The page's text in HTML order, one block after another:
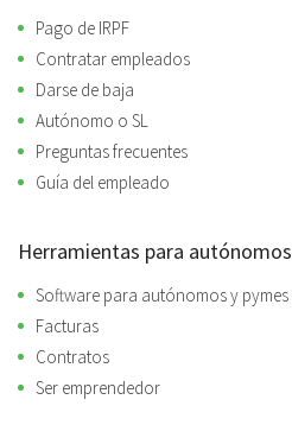
Pago de IRPF
Contratar empleados
Darse de baja
Autónomo o SL
Preguntas frecuentes
Guía del empleado
Herramientas para autónomos
Software para autónomos y pymes
Facturas
Contratos
Ser emprendedor